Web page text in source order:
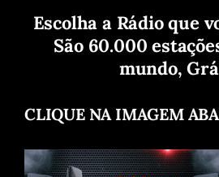
Escolha a Rádio que
São 60.000
mundo,
CLIQUE NA IMAGEM